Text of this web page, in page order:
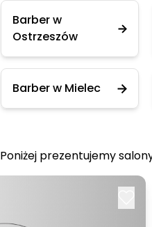
Barber w
Ostrzeszów
Barber w Mielec
Poniżej prezentujemy